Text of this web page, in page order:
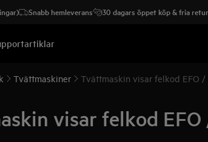
Snabb hemleverans 30 dagars öppet köp & fria
Tvättmaskiner Tvättmaskin visar felkod EFO /
visar felkod EFO